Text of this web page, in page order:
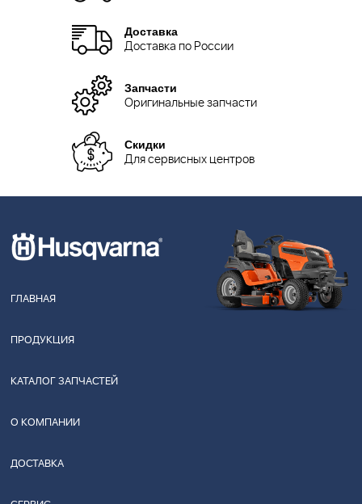
Доставка
Доставка по России
Запчасти
Оригинальные запчасти
Скидки
Для сервисных центров
ГЛАВНАЯ
ПРОДУКЦИЯ
КАТАЛОГ ЗАПЧАСТЕЙ
О КОМПАНИИ
ДОСТАВКА